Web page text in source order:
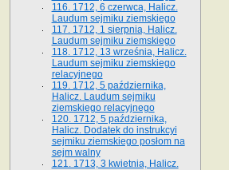
116. 1712, 6 czerwca, Halicz.
Laudum sejmiku ziemskiego
117. 1712, 1 sierpnia, Halicz.
Laudum sejmiku ziemskiego
118. 1712, 13 września, Halicz.
Laudum sejmiku ziemskiego
relacyjnego
119. 1712, 5 października,
Halicz. Laudum sejmiku
ziemskiego relacyjnego
120. 1712, 5 października,
Halicz. Dodatek do instrukcyi
sejmiku ziemskiego posłom na
sejm walny
121. 1713, 3 kwietnia, Halicz.